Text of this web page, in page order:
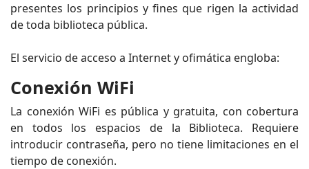
presentes los principios y fines que rigen la actividad
de toda biblioteca pública.
El servicio de acceso a Internet y ofimática engloba:
Conexión WiFi
La conexión WiFi es pública y gratuita, con cobertura
en todos los espacios de la Biblioteca. Requiere
introducir contraseña, pero no tiene limitaciones en el
tiempo de conexión.